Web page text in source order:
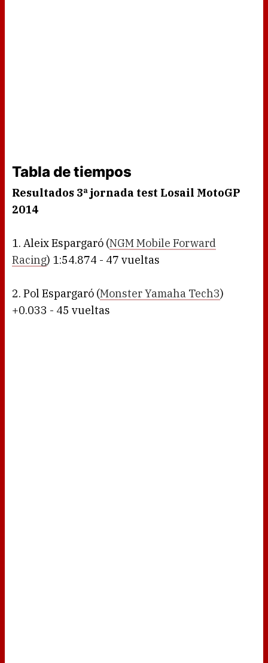
Tabla de tiempos
Resultados 3ª jornada test Losail MotoGP
2014
1. Aleix Espargaró (NGM Mobile Forward
Racing) 1:54.874 - 47 vueltas
2. Pol Espargaró (Monster Yamaha Tech3)
+0.033 - 45 vueltas